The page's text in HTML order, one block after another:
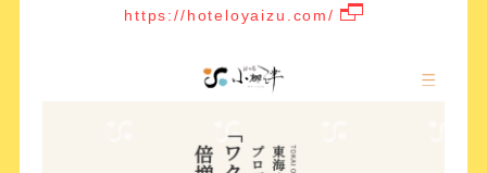
https://hoteloyaizu.com/